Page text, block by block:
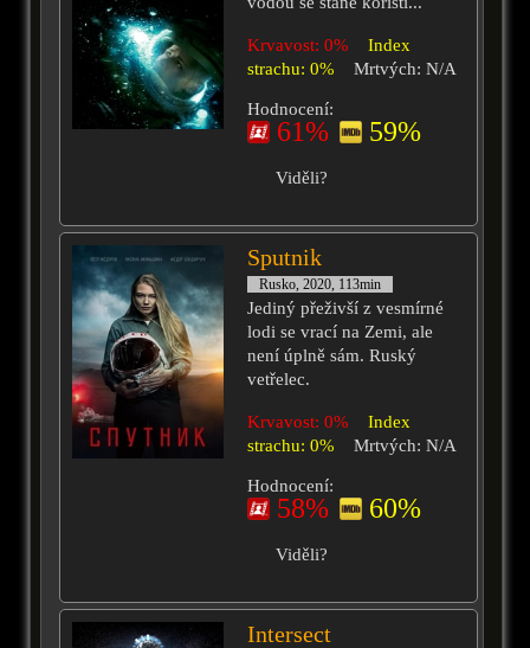
Krvavost: 0%
Index
strachu: 0%
Mrtvých: N/A
Hodnocení:
61% 59%
Viděli?
Sputnik
Rusko, 2020, 113min
Jediný přeživší z vesmírné
lodi se vrací na Zemi, ale
není úplně sám. Ruský
vetřelec.
Krvavost: 0%
Index
strachu: 0%
Mrtvých: N/A
Hodnocení:
58% 60%
Viděli?
Intersect